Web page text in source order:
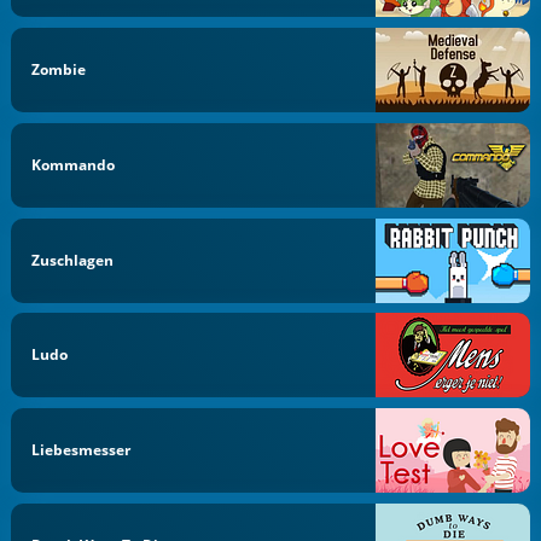
Zombie
Kommando
Zuschlagen
Ludo
Liebesmesser